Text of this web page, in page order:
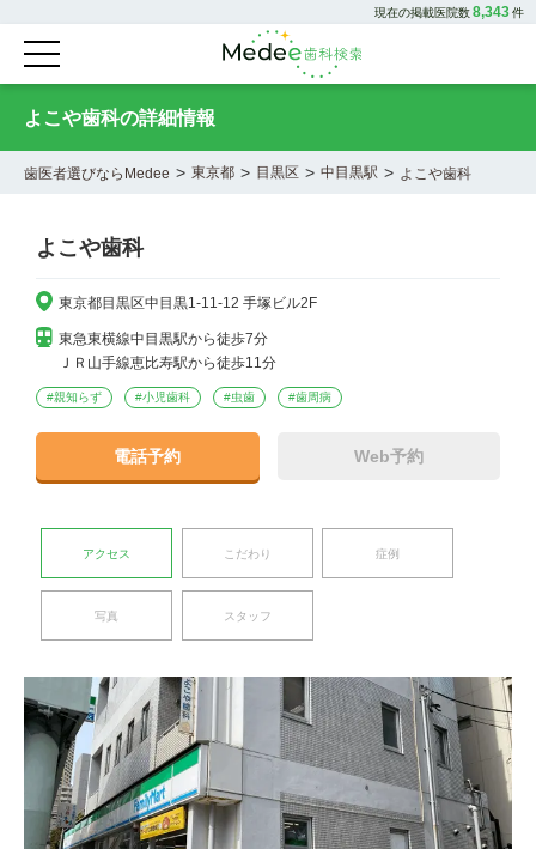
現在の掲載医院数8,343件
よこや歯科の詳細情報
歯医者選びならMedee > 東京都 > 目黒区 > 中目黒駅 > よこや歯科
よこや歯科
東京都目黒区中目黒1-11-12 手塚ビル2F
東急東横線中目黒駅から徒歩7分
ＪＲ山手線恵比寿駅から徒歩11分
#親知らず #小児歯科 #虫歯 #歯周病
電話予約 Web予約
アクセス こだわり 症例
写真 スタッフ